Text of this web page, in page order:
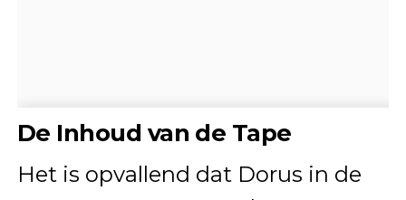
De Inhoud van de Tape
Het is opvallend dat Dorus in de